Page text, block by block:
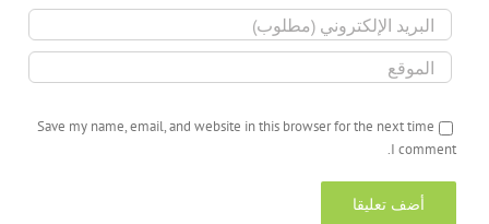
Save my name, email, and website in this browser for the next time
I comment.